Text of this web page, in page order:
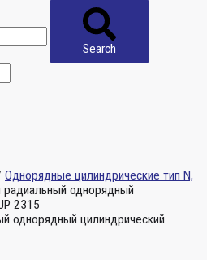
Search
Однорядные цилиндрические тип N,
однорядный
2315